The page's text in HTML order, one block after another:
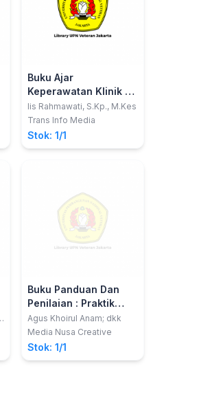
Buku Ajar
Keperawatan Klinik VII
(Sistem Reproduksi)
Iis Rahmawati, S.Kp., M.Kes
Trans Info Media
Stok: 1/1
Buku Panduan Dan
Penilaian : Praktik
Klinik Keperawatan
,Keperawatan Gawat
Darurat dan
Manajemen Bencana 1
Agus Khoirul Anam; dkk
Media Nusa Creative
Stok: 1/1